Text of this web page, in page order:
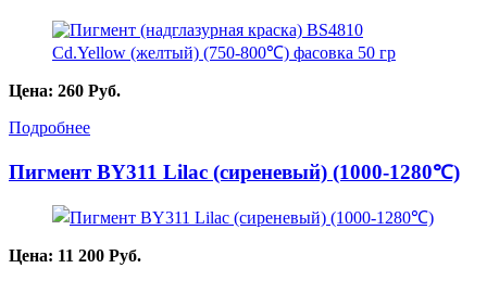
Цена: 260 Руб.
Подробнее
Пигмент BY311 Lilac (сиреневый) (1000-1280℃)
Цена: 11 200 Руб.